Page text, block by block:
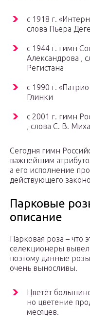
с 1918 г.
слова Пьера
с 1944 г. гимн
Александрова ,
Регистана
с 1990 г.
Глинки
с 2001 г. гимн
, слова С. В.
Сегодня гимн
важнейшим
а его исполнение
действующего
Парковые
описание
Парковая роза – что
селекционеры
поэтому данные
очень выносливы.
Цветёт
но цветение
месяцев.